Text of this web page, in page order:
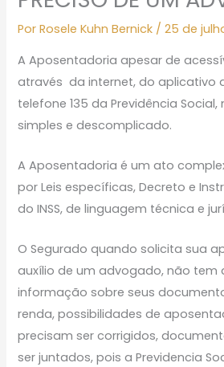
PorRosele Kuhn Bernick /25 de
A Aposentadoria apesar de
através da internet, do aplicativo
telefone 135 da Previdência
simples e descomplicado.
A Aposentadoria é um ato
por Leis específicas, Decreto e
do INSS, de linguagem técnica e
O Segurado quando solicita sua
auxílio de um advogado, não tem
informação sobre seus
renda, possibilidades de
precisam ser corrigidos,
ser juntados, pois a Previdencia